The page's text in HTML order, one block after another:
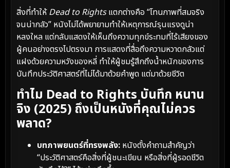
สิ่งที่ทำให้Dead to Rightsแตกต่างคือ “โทนภาพที่สมจริง
จนน่ากลัว” หนังไม่ได้พยายามทำให้เหตุการณ์รุนแรงดูน่า
หลงใหล แต่กลับแสดงให้เห็นถึงความทุกข์ระทมที่ไร้เสียงของ
ผู้คนอย่างตรงไปตรงมา การแสดงที่สื่อถึงความหวาดกลัวแต่
แฝงด้วยความหวังของหลี่ ทำให้ผู้ชมรู้สึกถึงน้ำหนักของการ
บันทึกประวัติศาสตร์ที่ไม่ได้มาด้วยคำพูด แต่มาด้วยชีวิต
ทำไม Dead to Rights บันทึก หนาน
จิง (2025) ถึงเป็นหนังที่คุณไม่ควร
พลาด?
บทภาพยนตร์ที่ทรงพลัง: หนังตั้งคำถามสำคัญว่า
“ประวัติศาสตร์คือสิ่งที่ผู้ชนะเขียน หรือสิ่งที่ผู้รอดชีวิต